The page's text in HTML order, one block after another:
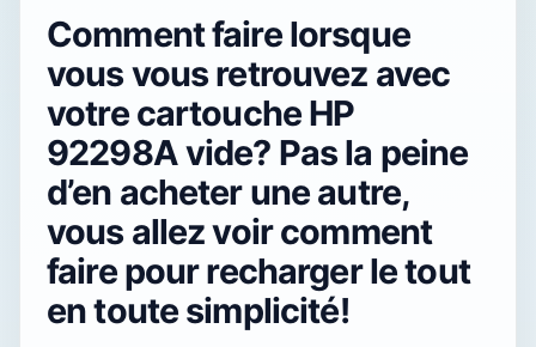
Comment faire lorsque
vous vous retrouvez avec
votre cartouche HP
92298A vide? Pas la peine
d’en acheter une autre,
vous allez voir comment
faire pour recharger le tout
en toute simplicité!